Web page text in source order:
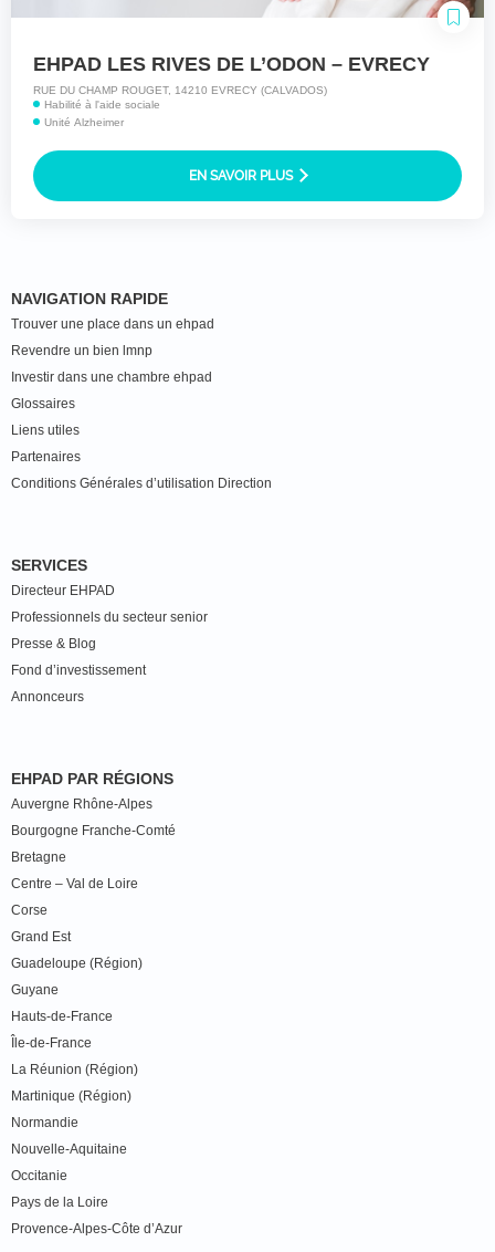
EHPAD LES RIVES DE L’ODON – EVRECY
RUE DU CHAMP ROUGET, 14210 EVRECY (CALVADOS)
Habilité à l'aide sociale
Unité Alzheimer
EN SAVOIR PLUS
NAVIGATION RAPIDE
Trouver une place dans un ehpad
Revendre un bien lmnp
Investir dans une chambre ehpad
Glossaires
Liens utiles
Partenaires
Conditions Générales d’utilisation Direction
SERVICES
Directeur EHPAD
Professionnels du secteur senior
Presse & Blog
Fond d’investissement
Annonceurs
EHPAD PAR RÉGIONS
Auvergne Rhône-Alpes
Bourgogne Franche-Comté
Bretagne
Centre – Val de Loire
Corse
Grand Est
Guadeloupe (Région)
Guyane
Hauts-de-France
Île-de-France
La Réunion (Région)
Martinique (Région)
Normandie
Nouvelle-Aquitaine
Occitanie
Pays de la Loire
Provence-Alpes-Côte d’Azur